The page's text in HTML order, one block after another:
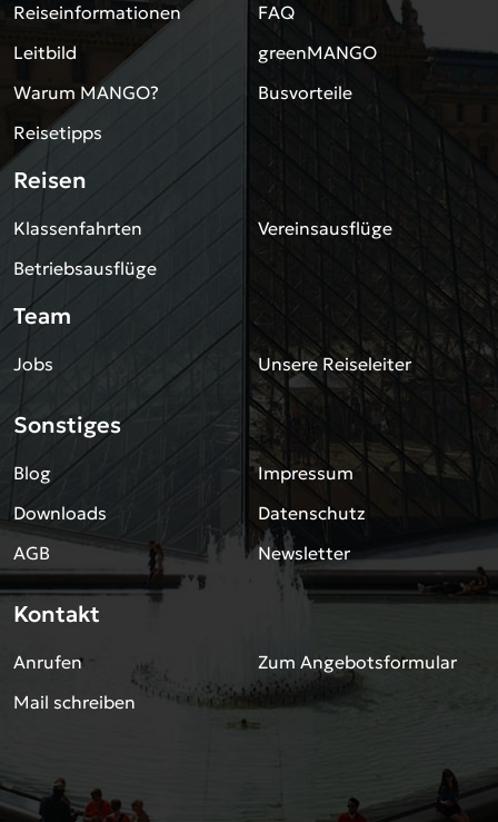
Reiseinformationen
Leitbild
Warum MANGO?
Reisetipps
FAQ
greenMANGO
Busvorteile
Reisen
Klassenfahrten
Betriebsausflüge
Vereinsausflüge
Team
Jobs Unsere Reiseleiter
Sonstiges
Blog
Downloads
AGB
Impressum
Datenschutz
Newsletter
Kontakt
Anrufen
Mail schreiben
Zum Angebotsformular